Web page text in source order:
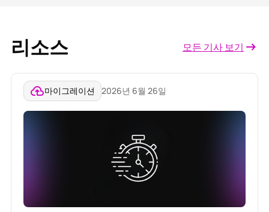
리소스 모든 기사 보기
마이그레이션 2026년 6월 26일